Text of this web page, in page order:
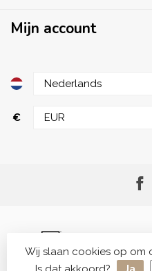
Mijn account
€
© Copyright 2026
Wij slaan cookies op om